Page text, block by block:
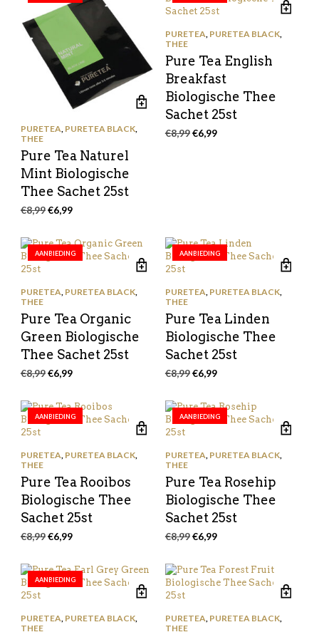
PURETEA, PURETEA BLACK,
THEE
Pure Tea Naturel
Mint Biologische
Thee Sachet 25st
€8,99Oorspronkelijke
€8,99.
€6,99Huidige
€6,99.
PURETEA, PURETEA BLACK,
THEE
Pure Tea English
Breakfast
Biologische Thee
Sachet 25st
€8,99Oorspronkelijke
€6,99Huidige
AANBIEDING
PURETEA, PURETEA BLACK,
THEE
Pure Tea Organic
Green Biologische
Thee Sachet 25st
€8,99Oorspronkelijke
€8,99.
€6,99Huidige
€6,99.
AANBIEDING
PURETEA, PURETEA BLACK,
THEE
Pure Tea Linden
Biologische Thee
Sachet 25st
€8,99Oorspronkelijke
€8,99.
€6,99Huidige
€6,99.
AANBIEDING
PURETEA, PURETEA BLACK,
THEE
Pure Tea Rooibos
Biologische Thee
Sachet 25st
€8,99Oorspronkelijke
€8,99.
€6,99Huidige
€6,99.
AANBIEDING
PURETEA, PURETEA BLACK,
THEE
Pure Tea Rosehip
Biologische Thee
Sachet 25st
€8,99Oorspronkelijke
€8,99.
€6,99Huidige
€6,99.
AANBIEDING
PURETEA, PURETEA BLACK,
THEE
PURETEA, PURETEA BLACK,
THEE